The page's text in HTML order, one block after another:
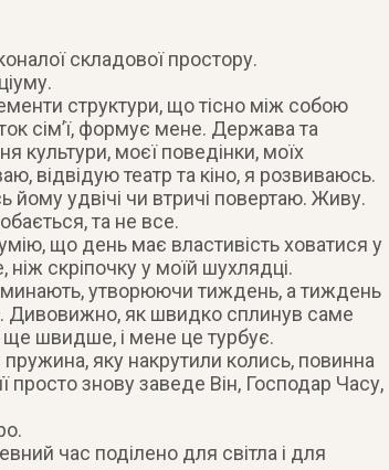
складової простору.
структури, що тісно між собою
сім’ї, формує мене. Держава та
культури, моєї поведінки, моїх
відвідую театр та кіно, я розвиваюсь.
йому удвічі чи втричі повертаю. Живу.
та не все.
що день має властивість ховатися у
ніж скріпочку у моїй шухлядці.
минають, утворюючи тиждень, а тиждень
Дивовижно, як швидко сплинув саме
швидше, і мене це турбує.
яку накрутили колись, повинна
просто знову заведе Він, Господар Часу,
час поділено для світла і для